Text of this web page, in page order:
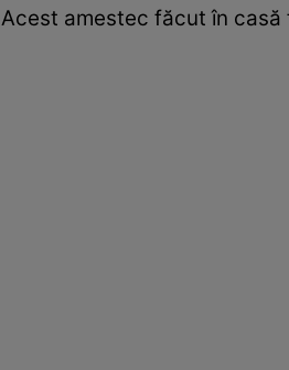
Acest amestec făcut în casă